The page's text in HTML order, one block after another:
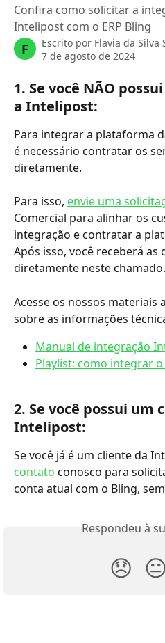
Confira como solicitar a
Intelipost com o ERP Bling
F Escrito por Flavia da Silva
7 de agosto de 2024
1. Se você NÃO
a Intelipost:
Para integrar a plataforma
é necessário contratar os
diretamente.
Para isso, envie uma
Comercial para alinhar os
integração e contratar a
Após isso, você receberá as
diretamente neste chamado.
Acesse os nossos materiais
sobre as informações
Manual de integração
Playlist: como integrar
2. Se você possui um
Intelipost:
Se você já é um cliente da
contato conosco para
conta atual com o Bling,
Respondeu à
😞 😐